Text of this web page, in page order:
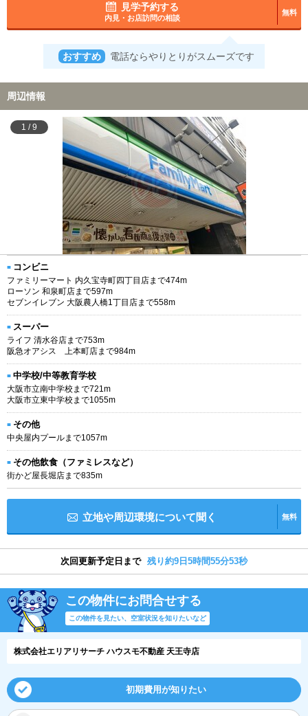
見学予約する
内見・お店訪問の相談
無料
おすすめ 電話ならやりとりがスムーズです
周辺情報
1 /9
コンビニ
ファミリーマート 内久宝寺町四丁目店まで474m
ローソン 和泉町店まで597m
セブンイレブン 大阪農人橋1丁目店まで558m
スーパー
ライフ 清水谷店まで753m
阪急オアシス 上本町店まで984m
中学校/中等教育学校
大阪市立南中学校まで721m
大阪市立東中学校まで1055m
その他
中央屋内プールまで1057m
その他飲食（ファミレスなど）
街かど屋長堀店まで835m
立地や周辺環境について聞く 無料
次回更新予定日まで 残り約9日5時間55分52秒
この物件にお問合せする
この物件を見たい、空室状況を知りたいなど
株式会社エリアリサーチ ハウスモ不動産 天王寺店
初期費用が知りたい